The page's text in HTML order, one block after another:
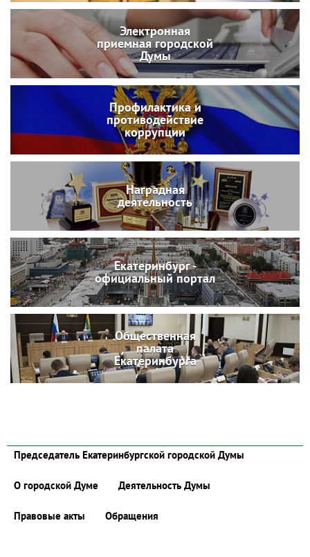
Электронная
приемная городской
Думы
Профилактика и
противодействие
коррупции
Наградная
деятельность
Екатеринбург -
официальный портал
Общественная
палата
Екатеринбурга
Председатель Екатеринбургской городской Думы
О городской Думе Деятельность Думы
Правовые акты Обращения